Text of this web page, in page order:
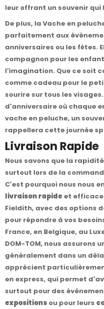
leur offrant un souvenir qui
De plus, la Vache en
parfaitement aux
anniversaires ou les fêtes.
compagnon pour les
l'imagination. Que ce soit
comme cadeau pour le
sourire sur tous les
d'anniversaire où chaque
vache en peluche, un
rappellera cette journée
Livraison Rapide
Nous savons que la
surtout lors de la
C'est pourquoi nous nous
livraison rapide et efficace
Fieldith, avec des options
pour répondre à vos
France, en Belgique, au
DOM-TOM, nous assurons
généralement dans un
apprécient
en express, qui permet
surtout pour des
expositions ou pour leurs